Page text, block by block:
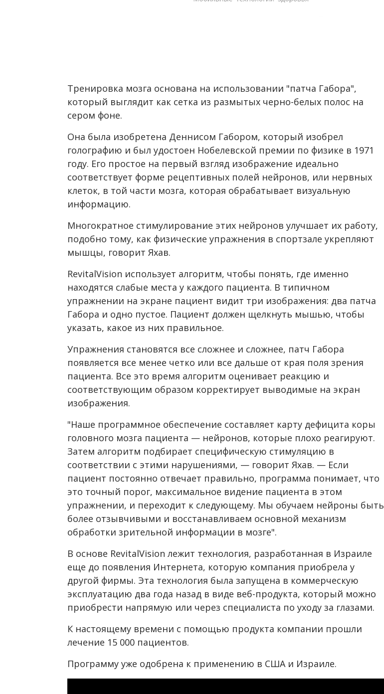
Тренировка мозга основана на использовании "патча Габора",
который выглядит как сетка из размытых черно-белых полос на
сером фоне.
Она была изобретена Деннисом Габором, который изобрел
голографию и был удостоен Нобелевской премии по физике в 1971
году. Его простое на первый взгляд изображение идеально
соответствует форме рецептивных полей нейронов, или нервных
клеток, в той части мозга, которая обрабатывает визуальную
информацию.
Многократное стимулирование этих нейронов улучшает их работу,
подобно тому, как физические упражнения в спортзале укрепляют
мышцы, говорит Яхав.
RevitalVision использует алгоритм, чтобы понять, где именно
находятся слабые места у каждого пациента. В типичном
упражнении на экране пациент видит три изображения: два патча
Габора и одно пустое. Пациент должен щелкнуть мышью, чтобы
указать, какое из них правильное.
Упражнения становятся все сложнее и сложнее, патч Габора
появляется все менее четко или все дальше от края поля зрения
пациента. Все это время алгоритм оценивает реакцию и
соответствующим образом корректирует выводимые на экран
изображения.
"Наше программное обеспечение составляет карту дефицита коры
головного мозга пациента — нейронов, которые плохо реагируют.
Затем алгоритм подбирает специфическую стимуляцию в
соответствии с этими нарушениями, — говорит Яхав. — Если
пациент постоянно отвечает правильно, программа понимает, что
это точный порог, максимальное видение пациента в этом
упражнении, и переходит к следующему. Мы обучаем нейроны быть
более отзывчивыми и восстанавливаем основной механизм
обработки зрительной информации в мозге".
В основе RevitalVision лежит технология, разработанная в Израиле
еще до появления Интернета, которую компания приобрела у
другой фирмы. Эта технология была запущена в коммерческую
эксплуатацию два года назад в виде веб-продукта, который можно
приобрести напрямую или через специалиста по уходу за глазами.
К настоящему времени с помощью продукта компании прошли
лечение 15 000 пациентов.
Программу уже одобрена к применению в США и Израиле.